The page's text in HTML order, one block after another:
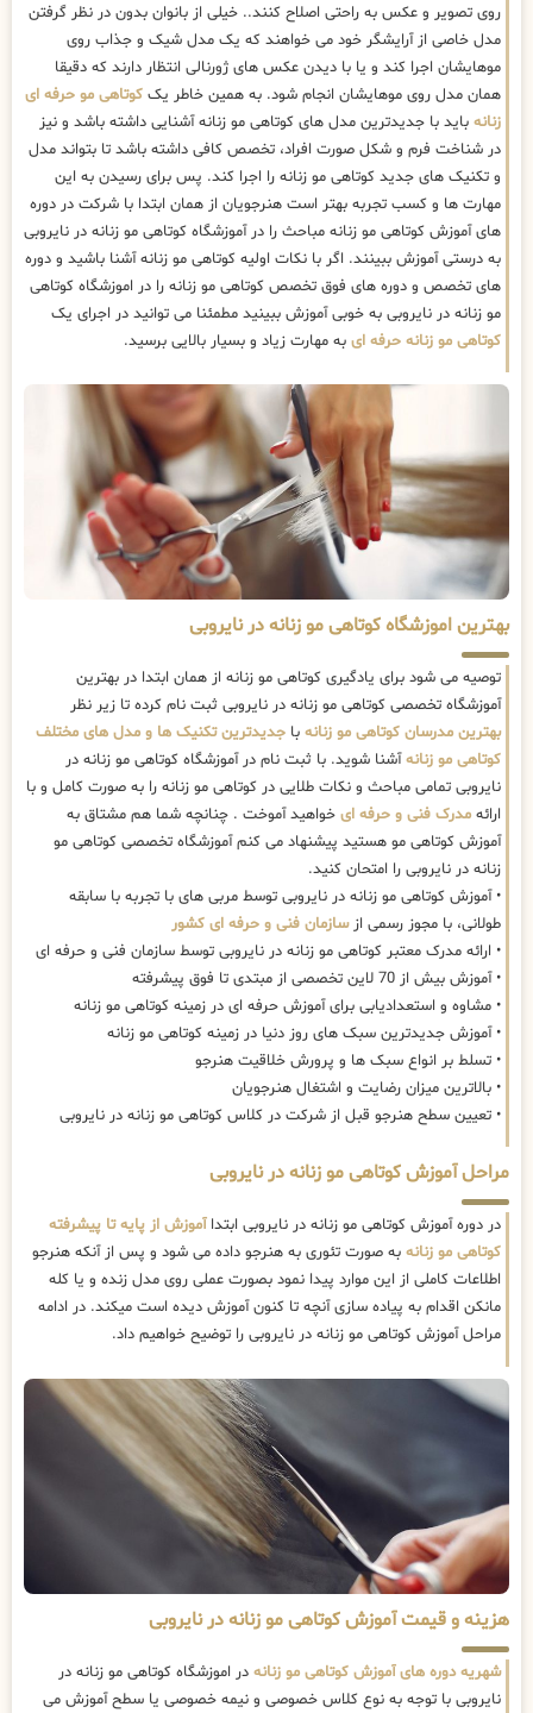
روی تصویر و عکس به راحتی اصلاح کنند.. خیلی از بانوان بدون در نظر گرفتن
مدل خاصی از آرایشگر خود می خواهند که یک مدل شیک و جذاب روی
موهایشان اجرا کند و یا با دیدن عکس های ژورنالی انتظار دارند که دقیقا
همان مدل روی موهایشان انجام شود. به همین خاطر یک کوتاهی مو حرفه ای
زنانه باید با جدیدترین مدل های کوتاهی مو زنانه آشنایی داشته باشد و نیز
در شناخت فرم و شکل صورت افراد، تخصص کافی داشته باشد تا بتواند مدل
و تکنیک های جدید کوتاهی مو زنانه را اجرا کند. پس برای رسیدن به این
مهارت ها و کسب تجربه بهتر است هنرجویان از همان ابتدا با شرکت در دوره
های آموزش کوتاهی مو زنانه مباحث را در آموزشگاه کوتاهی مو زنانه در نایروبی
به درستی آموزش ببینند. اگر با نکات اولیه کوتاهی مو زنانه آشنا باشید و دوره
های تخصص و دوره های فوق تخصص کوتاهی مو زنانه را در اموزشگاه کوتاهی
مو زنانه در نایروبی به خوبی آموزش ببینید مطمئنا می توانید در اجرای یک
کوتاهی مو زنانه حرفه ای به مهارت زیاد و بسیار بالایی برسید.
بهترین اموزشگاه کوتاهی مو زنانه در نایروبی
توصیه می شود برای یادگیری کوتاهی مو زنانه از همان ابتدا در بهترین
آموزشگاه تخصصی کوتاهی مو زنانه در نایروبی ثبت نام کرده تا زیر نظر
بهترین مدرسان کوتاهی مو زنانه با جدیدترین تکنیک ها و مدل های مختلف
کوتاهی مو زنانهآشنا شوید. با ثبت نام در آموزشگاه کوتاهی مو زنانه در
نایروبی تمامی مباحث و نکات طلایی در کوتاهی مو زنانه را به صورت کامل و با
ارائه مدرک فنی و حرفه ای خواهید آموخت . چنانچه شما هم مشتاق به
آموزش کوتاهی مو هستید پیشنهاد می کنم آموزشگاه تخصصی کوتاهی مو
زنانه در نایروبی را امتحان کنید.
• آموزش کوتاهی مو زنانه در نایروبی توسط مربی های با تجربه با سابقه
طولانی، با مجوز رسمی ازسازمان فنی و حرفه ای کشور
• ارائه مدرک معتبر کوتاهی مو زنانه در نایروبی توسط سازمان فنی و حرفه ای
• آموزش بیش از 70 لاین تخصصی از مبتدی تا فوق پیشرفته
• مشاوه و استعدادیابی برای آموزش حرفه ای در زمینه کوتاهی مو زنانه
• آموزش جدیدترین سبک های روز دنیا در زمینه کوتاهی مو زنانه
• تسلط بر انواع سبک ها و پرورش خلاقیت هنرجو
• بالاترین میزان رضایت و اشتغال هنرجویان
• تعیین سطح هنرجو قبل از شرکت در کلاس کوتاهی مو زنانه در نایروبی
مراحل آموزش کوتاهی مو زنانه در نایروبی
در دوره آموزش کوتاهی مو زنانه در نایروبی ابتداآموزش از پایه تا پیشرفته
کوتاهی مو زنانه به صورت تئوری به هنرجو داده می شود و پس از آنکه هنرجو
اطلاعات کاملی از این موارد پیدا نمود بصورت عملی روی مدل زنده و یا کله
مانکن اقدام به پیاده سازی آنچه تا کنون آموزش دیده است میکند. در ادامه
مراحل آموزش کوتاهی مو زنانه در نایروبی را توضیح خواهیم داد.
هزینه و قیمت آموزش کوتاهی مو زنانه در نایروبی
شهریه دوره های آموزش کوتاهی مو زنانه در اموزشگاه کوتاهی مو زنانه در
نایروبی با توجه به نوع کلاس خصوصی و نیمه خصوصی یا سطح آموزش می